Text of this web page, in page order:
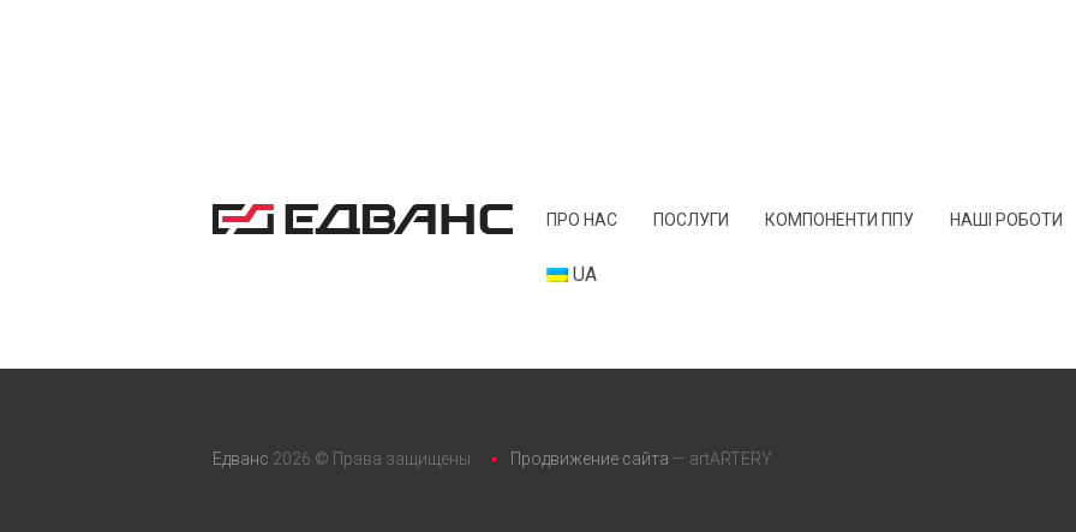
ПРО НАС ПОСЛУГИ КОМПОНЕНТИ ППУ НАШІ РОБОТИ
UA
Едванс 2026 © Права защищены Продвижение сайта — artARTERY